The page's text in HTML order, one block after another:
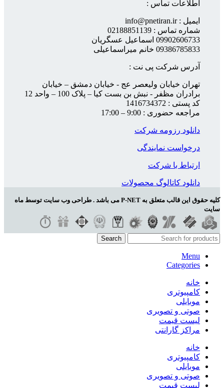
اطلاعات تماس :
ایمیل : info@pnetiran.ir
شماره تماس : 02188851139
09902606733 اسماعیل عسگریان
09386785833 خانم میراسماعیلی
آدرس شرکت پی نت :
تهران خیابان ولیعصر عج - خیابان دمشق – خیابان
برادران مظفر - نبش بن بست کیا – پلاک 100 – واحد 12
کد پستی : 1416734372
مراجعه حضوری : 9:00 – 17:00
دانلود رزومه شرکت
درخواست نمایندگی
ارتباط با شرکت
دانلود کاتالوگ محصولات
کلیه حقوق این قالب متعلق به P-NET می باشد . طراحی وب سایت توسط ماه
سایت
Search
Menu
Categories
خانه
کامپیوتری
موبایلی
صوتی و تصویری
لیست قیمت
مراکز گارانتی
خانه
کامپیوتری
موبایلی
صوتی و تصویری
لیست قیمت